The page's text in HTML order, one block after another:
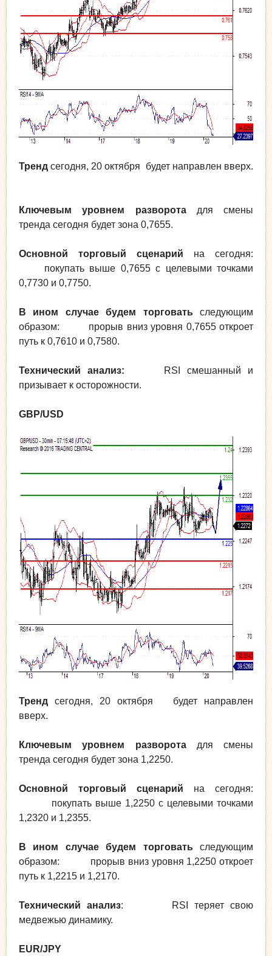
Тренд сегодня, 20 октября будет направлен вверх.
Ключевым уровнем разворотадля смены
тренда сегодня будет зона 0,7655.
Основной торговый сценарий на сегодня:
покупать выше 0,7655 с целевыми точками
0,7730 и 0,7750.
В ином случае будем торговать следующим
образом: прорыв вниз уровня 0,7655 откроет
путь к 0,7610 и 0,7580.
Технический анализ: RSI смешанный и
призывает к осторожности.
GBP/USD
Тренд сегодня, 20 октября будет направлен
вверх.
Ключевым уровнем разворотадля смены
тренда сегодня будет зона 1,2250.
Основной торговый сценарий на сегодня:
покупать выше 1,2250 с целевыми точками
1,2320 и 1,2355.
В ином случае будем торговать следующим
образом: прорыв вниз уровня 1,2250 откроет
путь к 1,2215 и 1,2170.
Технический анализ: RSI теряет свою
медвежью динамику.
EUR/JPY